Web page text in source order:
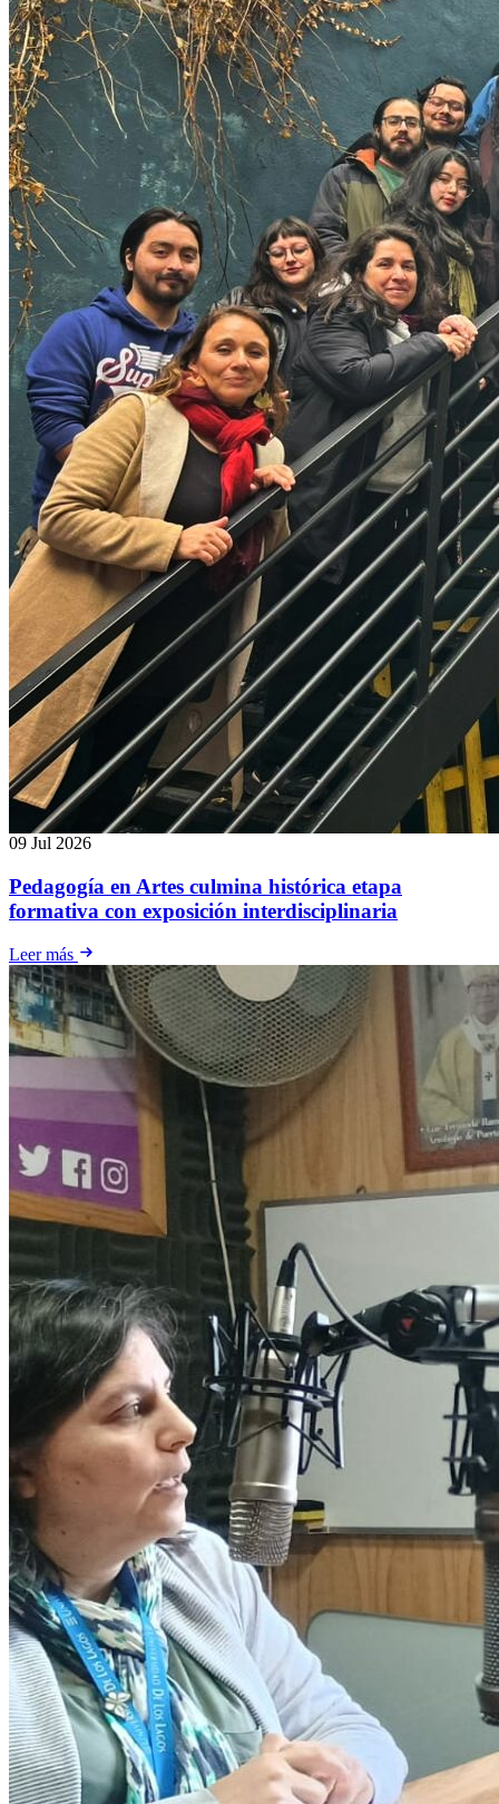
09 Jul 2026
Pedagogía en Artes culmina histórica etapa
formativa con exposición interdisciplinaria
Leer más